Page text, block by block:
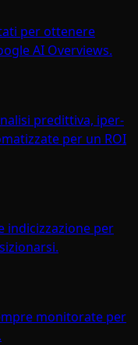
per ottenere
AI Overviews.
predittiva, iper-
per un ROI
indicizzazione per
monitorate per